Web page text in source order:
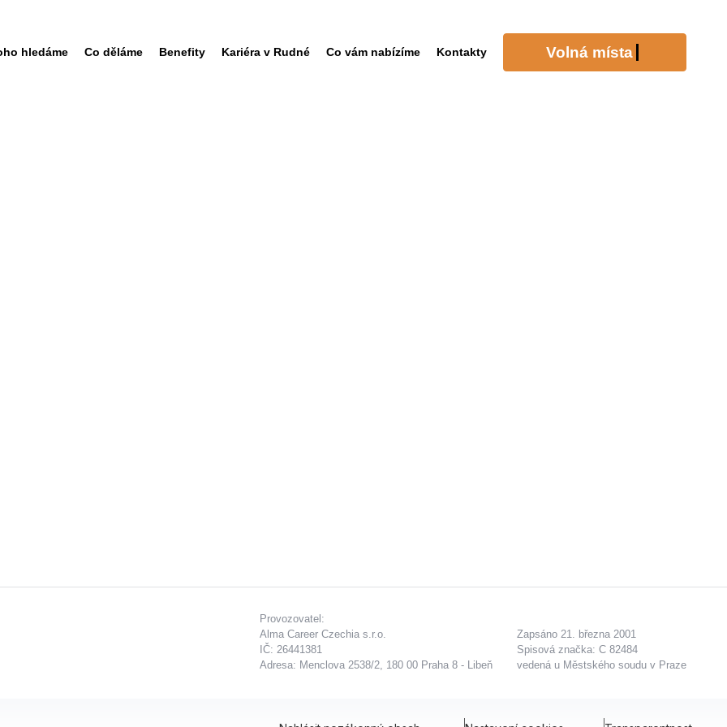
hledáme Co děláme Benefity Kariéra v Rudné Co vám nabízíme Kontakty Volná místa
Provozovatel:
Alma Career Czechia s.r.o.
IČ: 26441381
Adresa: Menclova 2538/2, 180 00 Praha 8 - Libeň
Zapsáno 21. března 2001
Spisová značka: C 82484
vedená u Městského soudu v Praze